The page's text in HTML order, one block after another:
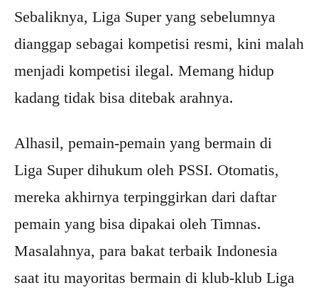
Sebaliknya, Liga Super yang sebelumnya
dianggap sebagai kompetisi resmi, kini malah
menjadi kompetisi ilegal. Memang hidup
kadang tidak bisa ditebak arahnya.
Alhasil, pemain-pemain yang bermain di
Liga Super dihukum oleh PSSI. Otomatis,
mereka akhirnya terpinggirkan dari daftar
pemain yang bisa dipakai oleh Timnas.
Masalahnya, para bakat terbaik Indonesia
saat itu mayoritas bermain di klub-klub Liga